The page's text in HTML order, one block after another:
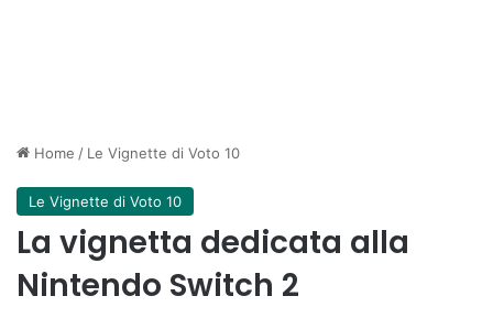
Home / Le Vignette di Voto 10
Le Vignette di Voto 10
La vignetta dedicata alla
Nintendo Switch 2